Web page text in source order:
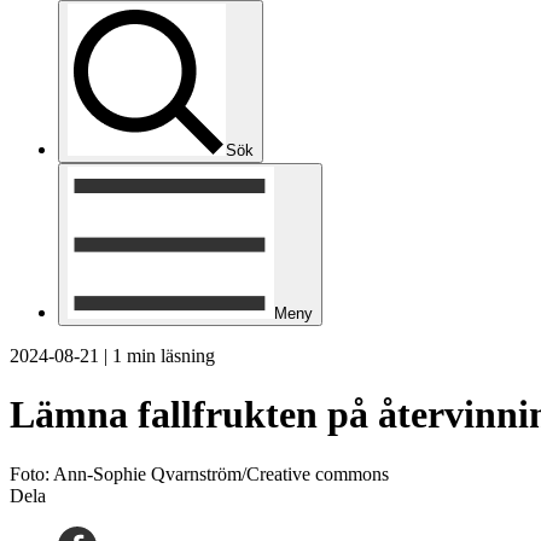
Sök
Meny
2024-08-21 | 1 min läsning
Lämna fallfrukten på
Foto: Ann-Sophie Qvarnström/Creative commons
Dela